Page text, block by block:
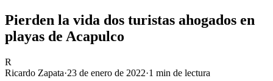
Pierden la vida dos turistas ahogados en
playas de Acapulco
R
Ricardo Zapata·23 de enero de 2022·1 min de lectura